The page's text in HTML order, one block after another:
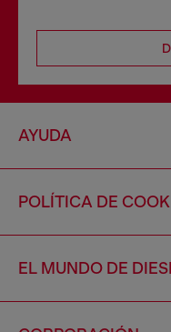
AYUDA
POLÍTICA DE
EL MUNDO DE